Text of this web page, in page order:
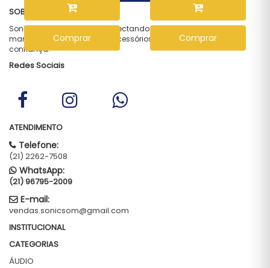
Comprar Comprar
SOBRE NÓS
Sonic Som — desde 1997 conectando músicos às melhores
marcas em instrumentos e acessórios, com qualidade e
confiança.
Redes Sociais
ATENDIMENTO
Telefone:
(21) 2262-7508
WhatsApp:
(21) 96795-2009
E-mail:
vendas.sonicsom@gmail.com
INSTITUCIONAL
CATEGORIAS
ÁUDIO